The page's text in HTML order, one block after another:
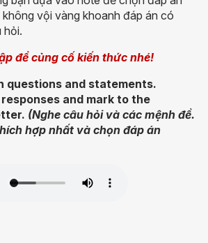
vội vàng khoanh đáp án có
hỏi.
để củng cố kiến thức nhé!
questions and statements.
and mark to the
(Nghe câu hỏi và các mệnh đề.
hợp nhất và chọn đáp án